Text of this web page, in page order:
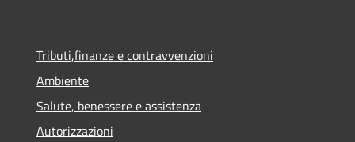
Tributi,finanze e contravvenzioni
Ambiente
Salute, benessere e assistenza
Autorizzazioni